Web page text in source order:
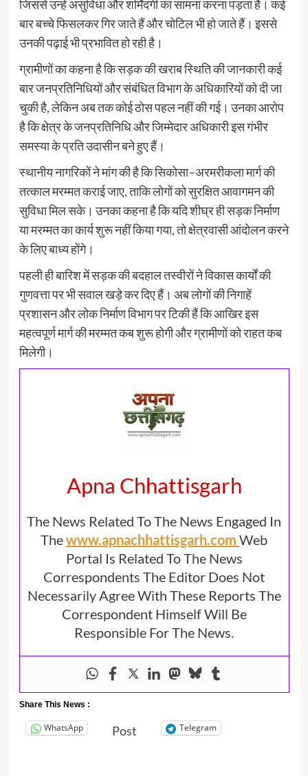
जिससे उन्हें असुविधा और शर्मिंदगी का सामना करना पड़ता है। कई
बार बच्चे फिसलकर गिर जाते हैं और चोटिल भी हो जाते हैं। इससे
उनकी पढ़ाई भी प्रभावित हो रही है।
ग्रामीणों का कहना है कि सड़क की खराब स्थिति की जानकारी कई
बार जनप्रतिनिधियों और संबंधित विभाग के अधिकारियों को दी जा
चुकी है, लेकिन अब तक कोई ठोस पहल नहीं की गई। उनका आरोप
है कि क्षेत्र के जनप्रतिनिधि और जिम्मेदार अधिकारी इस गंभीर
समस्या के प्रति उदासीन बने हुए हैं।
स्थानीय नागरिकों ने मांग की है कि सिकोसा–अरमरीकला मार्ग की
तत्काल मरम्मत कराई जाए, ताकि लोगों को सुरक्षित आवागमन की
सुविधा मिल सके। उनका कहना है कि यदि शीघ्र ही सड़क निर्माण
या मरम्मत का कार्य शुरू नहीं किया गया, तो क्षेत्रवासी आंदोलन करने
के लिए बाध्य होंगे।
पहली ही बारिश में सड़क की बदहाल तस्वीरों ने विकास कार्यों की
गुणवत्ता पर भी सवाल खड़े कर दिए हैं। अब लोगों की निगाहें
प्रशासन और लोक निर्माण विभाग पर टिकी हैं कि आखिर इस
महत्वपूर्ण मार्ग की मरम्मत कब शुरू होगी और ग्रामीणों को राहत कब
मिलेगी।
Apna Chhattisgarh
The News Related To The News Engaged In
Thewww.apnachhattisgarh.com Web
Portal Is Related To The News
Correspondents The Editor Does Not
Necessarily Agree With These Reports The
Correspondent Himself Will Be
Responsible For The News.
Share This News :
WhatsApp Post Telegram